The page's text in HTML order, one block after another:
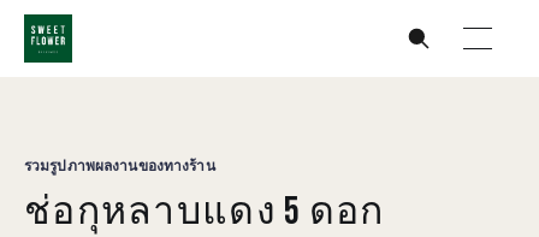
รวมรูปภาพผลงานของทางร้าน
ช่อกุหลาบแดง 5 ดอก